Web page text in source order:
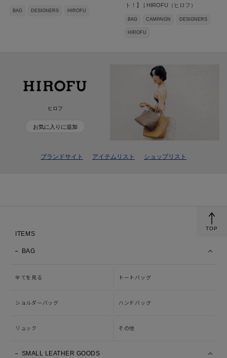
BAG DESIGNERS HIROFU
ト！】 | HIROFU（ヒロフ）
BAG CAMPAIGN DESIGNERS
HIROFU
ヒロフ
お気に入りに追加
ブランドサイト アイテムリスト ショップリスト
ITEMS
BAG
全てを見る トートバッグ
ショルダーバッグ ハンドバッグ
リュック その他
SMALL LEATHER GOODS
TOP